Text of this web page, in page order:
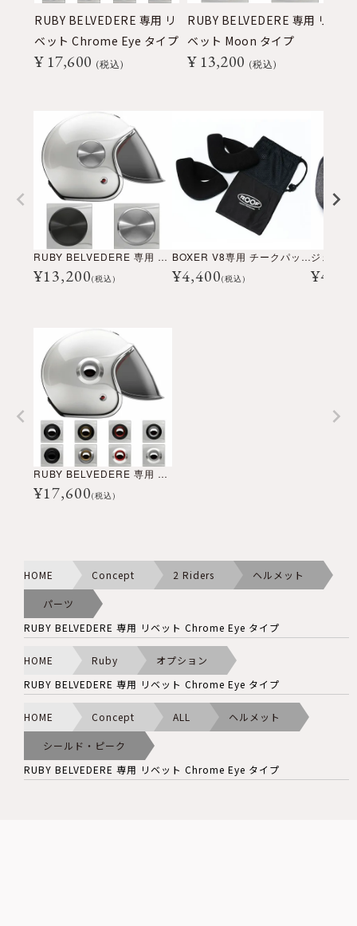
RUBY BELVEDERE 専用 リ
ベット Chrome Eye タイプ
¥ 17,600 税込
RUBY BELVEDERE 専用 リ
ベット Moon タイプ
¥ 13,200 税込
RUBY BELVEDERE 専用 リベット Moon タイプ
¥13,200(税込)
BOXER V8専用 チークパッド
¥4,400(税込) ¥
RUBY BELVEDERE 専用 リベット Chrome Eye タイプ
¥17,600(税込)
HOME Concept 2 Riders ヘルメット
パーツ
RUBY BELVEDERE 専用 リベット Chrome Eye タイプ
HOME Ruby
オプション
RUBY BELVEDERE 専用 リベット Chrome Eye タイプ
HOME Concept ALL ヘルメット
シールド・ピーク
RUBY BELVEDERE 専用 リベット Chrome Eye タイプ